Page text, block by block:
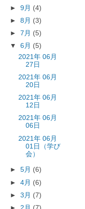
►9月 (4)
►8月 (3)
►7月 (5)
▼6月 (5)
2021年 06月
27日
2021年 06月
20日
2021年 06月
12日
2021年 06月
06日
2021年 06月
01日（学び
会）
►5月 (6)
►4月 (6)
►3月 (7)